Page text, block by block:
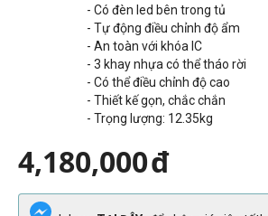
- Có đèn led bên trong tủ
- Tự động điều chỉnh độ ẩm
- An toàn với khóa IC
- 3 khay nhựa có thể tháo rời
- Có thể điều chỉnh độ cao
- Thiết kế gọn, chắc chắn
- Trọng lượng: 12.35kg
4,180,000đ